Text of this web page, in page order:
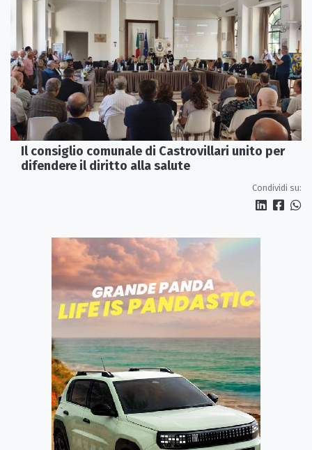
Il consiglio comunale di Castrovillari unito per
difendere il diritto alla salute
Condividi su: